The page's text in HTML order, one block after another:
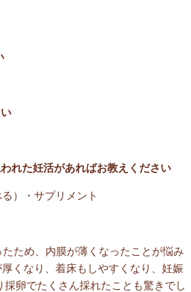
れた妊活があればお教えください
）・サプリメント
ため、内膜が薄くなったことが悩み
くなり、着床もしやすくなり、妊娠
卵でたくさん採れたことも驚きでし